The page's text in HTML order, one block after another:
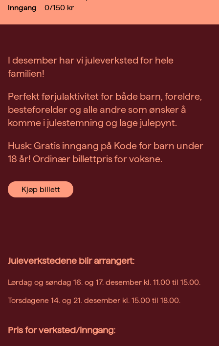
Inngang
0/150 kr
I desember har vi juleverksted for hele
familien!
Perfekt førjulaktivitet for både barn, foreldre,
besteforelder og alle andre som ønsker å
komme i julestemning og lage julepynt.
Husk: Gratis inngang på Kode for barn under
18 år! Ordinær billettpris for voksne.
Kjøp billett
Juleverkstedene blir arrangert:
Lørdag og søndag 16. og 17. desember kl. 11.00 til 15.00.
Torsdagene 14. og 21. desember kl. 15.00 til 18.00.
Pris for verksted/inngang: